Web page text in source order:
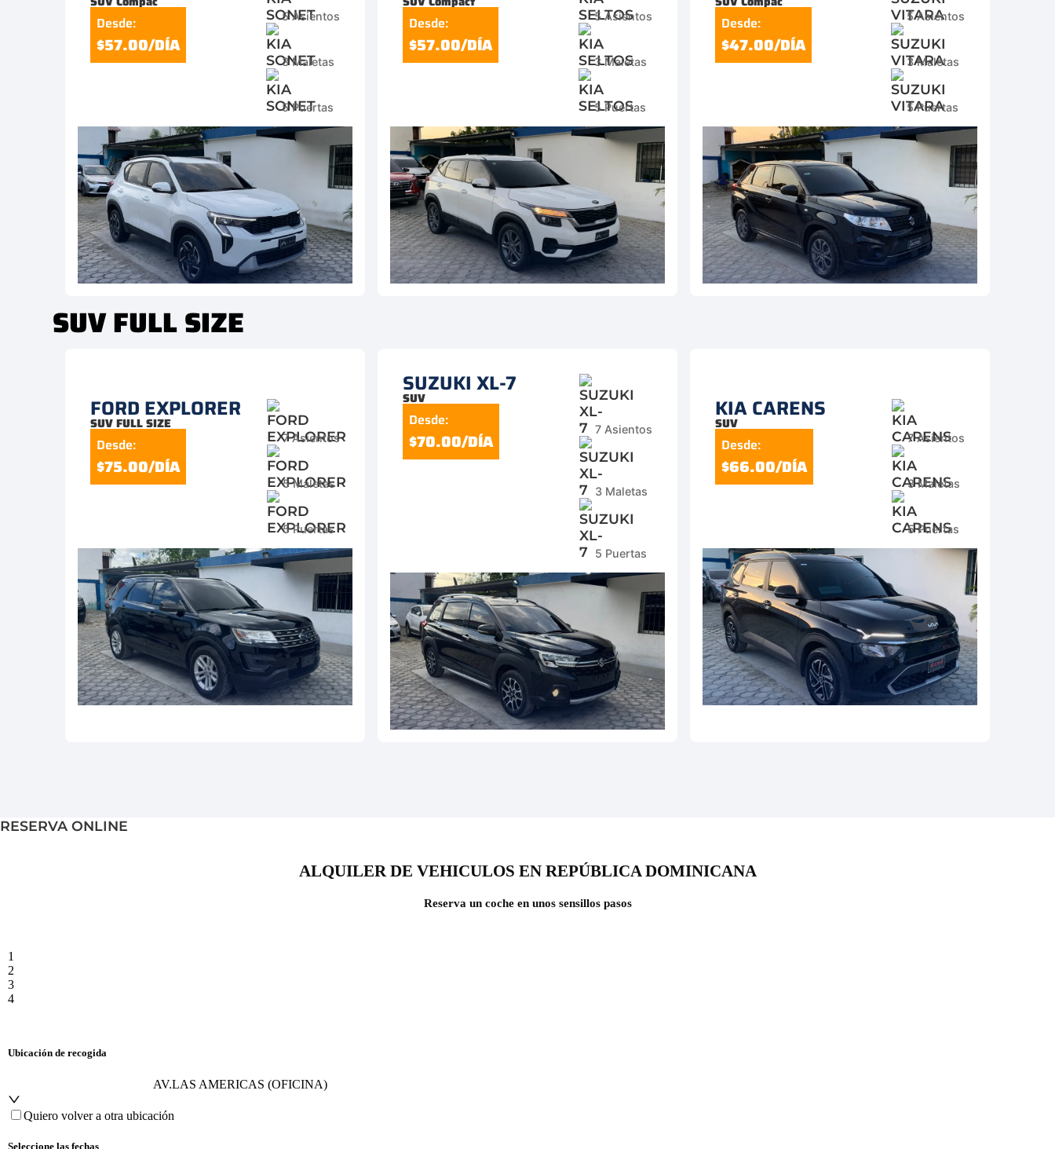
Desde:
$57.00/DÍA
5 Asientos
3 Maletas
5 Puertas
Desde:
$57.00/DÍA
5 Asientos
3 Maletas
5 Puertas
Desde:
$47.00/DÍA
5 Asientos
3 Maletas
5 Puertas
SUV FULL SIZE
FORD EXPLORER
SUV FULL SIZE
Desde:
$75.00/DÍA
7 Asientos
5 Maletas
5 Puertas
SUZUKI XL-7
SUV
Desde:
$70.00/DÍA
7 Asientos
3 Maletas
5 Puertas
KIA CARENS
SUV
Desde:
$66.00/DÍA
7 Asientos
3 Maletas
5 Puertas
RESERVA ONLINE